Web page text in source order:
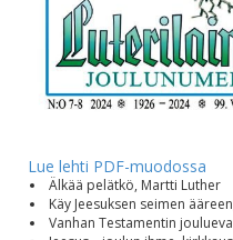
Lue lehti PDF-muodossa
Älkää pelätkö, Martti Luther
Käy Jeesuksen seimen
Vanhan Testamentin